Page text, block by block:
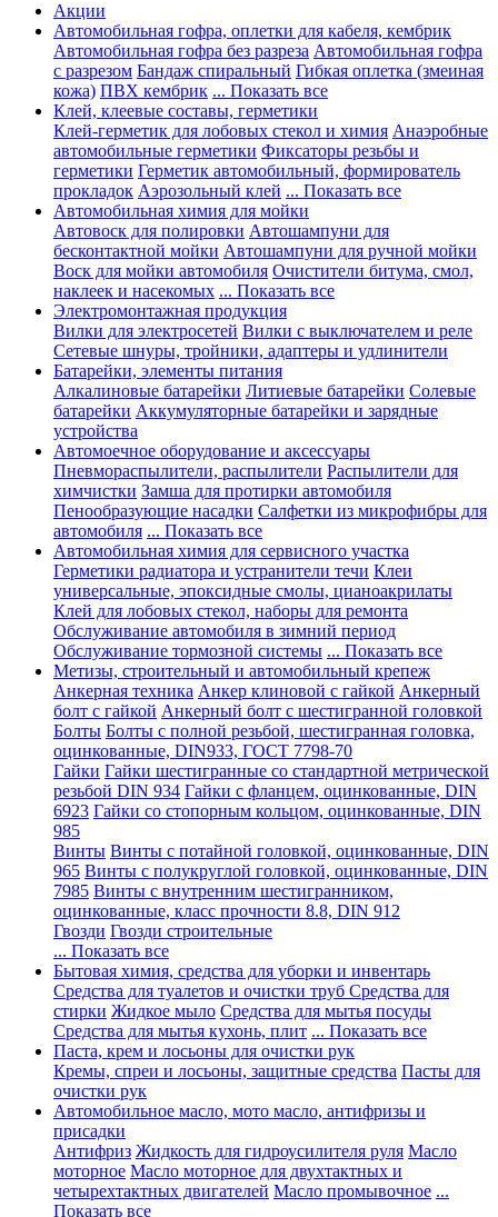
Акции
Автомобильная гофра, оплетки для кабеля, кембрик
Автомобильная гофра без разреза Автомобильная гофра
с разрезом Бандаж спиральный Гибкая оплетка (змеиная
кожа) ПВХ кембрик ... Показать все
Клей, клеевые составы, герметики
Клей-герметик для лобовых стекол и химия Анаэробные
автомобильные герметики Фиксаторы резьбы и
герметики Герметик автомобильный, формирователь
прокладок Аэрозольный клей ... Показать все
Автомобильная химия для мойки
Автовоск для полировки Автошампуни для
бесконтактной мойки Автошампуни для ручной мойки
Воск для мойки автомобиля Очистители битума, смол,
наклеек и насекомых ... Показать все
Электромонтажная продукция
Вилки для электросетей Вилки с выключателем и реле
Сетевые шнуры, тройники, адаптеры и удлинители
Батарейки, элементы питания
Алкалиновые батарейки Литиевые батарейки Солевые
батарейки Аккумуляторные батарейки и зарядные
устройства
Автомоечное оборудование и аксессуары
Пневмораспылители, распылители Распылители для
химчистки Замша для протирки автомобиля
Пенообразующие насадки Салфетки из микрофибры для
автомобиля ... Показать все
Автомобильная химия для сервисного участка
Герметики радиатора и устранители течи Клеи
универсальные, эпоксидные смолы, цианоакрилаты
Клей для лобовых стекол, наборы для ремонта
Обслуживание автомобиля в зимний период
Обслуживание тормозной системы ... Показать все
Метизы, строительный и автомобильный крепеж
Анкерная техника Анкер клиновой с гайкой Анкерный
болт с гайкой Анкерный болт с шестигранной головкой
Болты Болты с полной резьбой, шестигранная головка,
оцинкованные, DIN933, ГОСТ 7798-70
Гайки Гайки шестигранные со стандартной метрической
резьбой DIN 934 Гайки с фланцем, оцинкованные, DIN
6923 Гайки со стопорным кольцом, оцинкованные, DIN
985
Винты Винты с потайной головкой, оцинкованные, DIN
965 Винты с полукруглой головкой, оцинкованные, DIN
7985 Винты с внутренним шестигранником,
оцинкованные, класс прочности 8.8, DIN 912
Гвозди Гвозди строительные
... Показать все
Бытовая химия, средства для уборки и инвентарь
Средства для туалетов и очистки труб Средства для
стирки Жидкое мыло Средства для мытья посуды
Средства для мытья кухонь, плит ... Показать все
Паста, крем и лосьоны для очистки рук
Кремы, спреи и лосьоны, защитные средства Пасты для
очистки рук
Автомобильное масло, мото масло, антифризы и
присадки
Антифриз Жидкость для гидроусилителя руля Масло
моторное Масло моторное для двухтактных и
четырехтактных двигателей Масло промывочное ...
Показать все